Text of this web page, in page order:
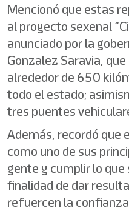
Mencionó que estas
al proyecto sexenal
anunciado por la
Gonzalez Saravia,
alrededor de 650
todo el estado;
tres puentes
Además, recordó que
como uno de sus
gente y cumplir lo
finalidad de dar
refuercen la